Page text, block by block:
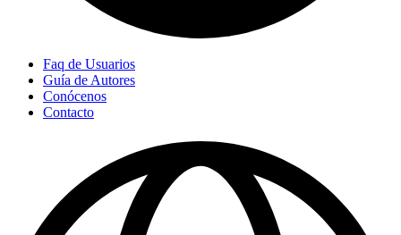
Faq de Usuarios
Guía de Autores
Conócenos
Contacto